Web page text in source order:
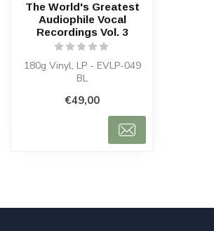
The World's Greatest
Audiophile Vocal
Recordings Vol. 3
180g Vinyl, LP - EVLP-049
BL
€49,00